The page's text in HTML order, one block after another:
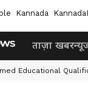
Kannada
ताज़ा खबर
Educational